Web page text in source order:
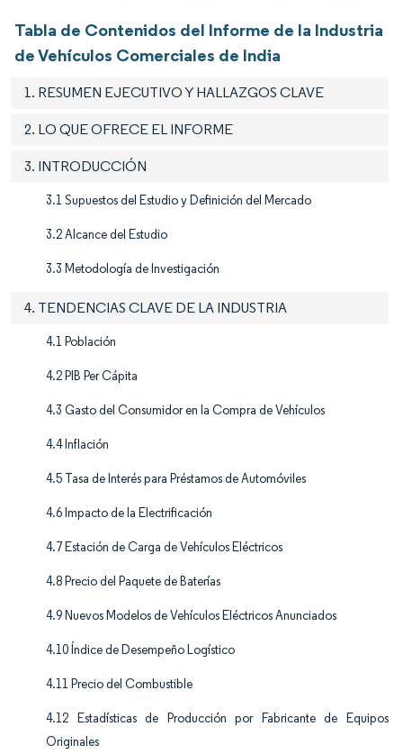
Tabla de Contenidos del Informe de la Industria
de Vehículos Comerciales de India
1. RESUMEN EJECUTIVO Y HALLAZGOS CLAVE
2. LO QUE OFRECE EL INFORME
3. INTRODUCCIÓN
3.1 Supuestos del Estudio y Definición del Mercado
3.2 Alcance del Estudio
3.3 Metodología de Investigación
4. TENDENCIAS CLAVE DE LA INDUSTRIA
4.1 Población
4.2 PIB Per Cápita
4.3 Gasto del Consumidor en la Compra de Vehículos
4.4 Inflación
4.5 Tasa de Interés para Préstamos de Automóviles
4.6 Impacto de la Electrificación
4.7 Estación de Carga de Vehículos Eléctricos
4.8 Precio del Paquete de Baterías
4.9 Nuevos Modelos de Vehículos Eléctricos Anunciados
4.10 Índice de Desempeño Logístico
4.11 Precio del Combustible
4.12 Estadísticas de Producción por Fabricante de Equipos
Originales